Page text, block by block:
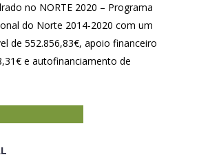
no NORTE 2020 – Programa
do Norte 2014-2020 com um
de 552.856,83€, apoio financeiro
e autofinanciamento de